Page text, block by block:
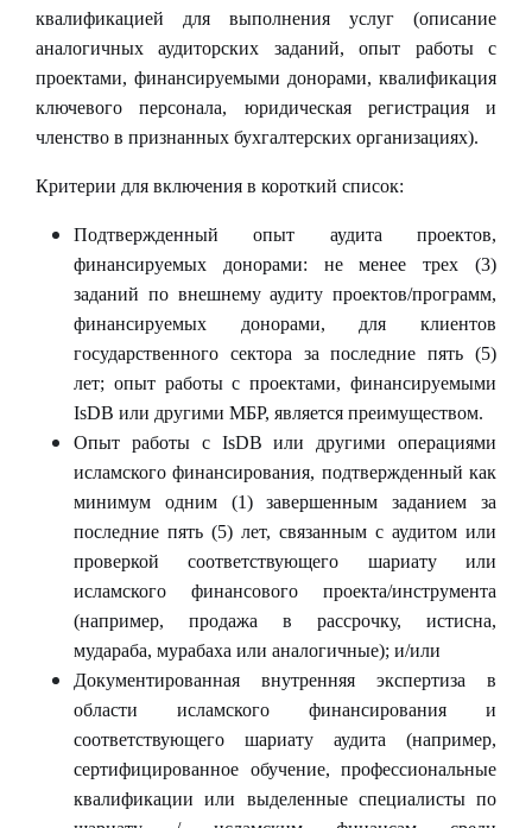
квалификацией для выполнения услуг (описание
аналогичных аудиторских заданий, опыт работы с
проектами, финансируемыми донорами, квалификация
ключевого персонала, юридическая регистрация и
членство в признанных бухгалтерских организациях).
Критерии для включения в короткий список:
Подтвержденный опыт аудита проектов,
финансируемых донорами: не менее трех (3)
заданий по внешнему аудиту проектов/программ,
финансируемых донорами, для клиентов
государственного сектора за последние пять (5)
лет; опыт работы с проектами, финансируемыми
IsDB или другими МБР, является преимуществом.
Опыт работы с IsDB или другими операциями
исламского финансирования, подтвержденный как
минимум одним (1) завершенным заданием за
последние пять (5) лет, связанным с аудитом или
проверкой соответствующего шариату или
исламского финансового проекта/инструмента
(например, продажа в рассрочку, истисна,
мудараба, мурабаха или аналогичные); и/или
Документированная внутренняя экспертиза в
области исламского финансирования и
соответствующего шариату аудита (например,
сертифицированное обучение, профессиональные
квалификации или выделенные специалисты по